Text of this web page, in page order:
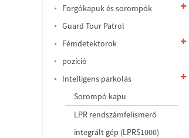
Forgókapuk és sorompók
Guard Tour Patrol
Fémdetektorok
pozíció
Intelligens parkolás
Sorompó kapu
LPR rendszámfelismerő
integrált gép (LPRS1000)